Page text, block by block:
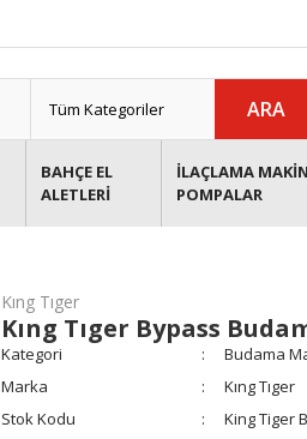
ARA
BAHÇE EL
ALETLERİ
İLAÇLAMA
POMPALAR
Kıng Tıger
Kıng Tıger Bypass
Kategori
Budama
Marka
Kıng Tıger
Stok Kodu
King Tiger